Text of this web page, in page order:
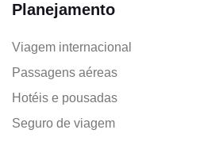
Planejamento
Viagem internacional
Passagens aéreas
Hotéis e pousadas
Seguro de viagem